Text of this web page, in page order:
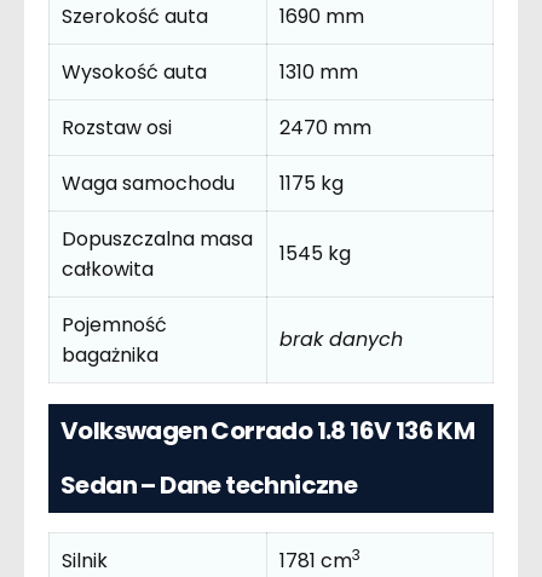
Szerokość auta
1690 mm
Wysokość auta
1310 mm
Rozstaw osi
2470 mm
Waga samochodu
1175 kg
Dopuszczalna masa
całkowita
1545 kg
Pojemność
bagażnika
brak danych
Volkswagen Corrado 1.8 16V 136 KM
Sedan – Dane techniczne
Silnik 1781 cm3